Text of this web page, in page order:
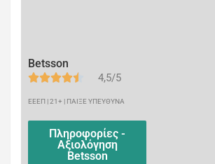
Betsson
4,5/5
ΕΕΕΠ | 21+ | ΠΑΙΞΕ ΥΠΕΥΘΥΝΑ
Πληροφορίες -
Αξιολόγηση
Betsson